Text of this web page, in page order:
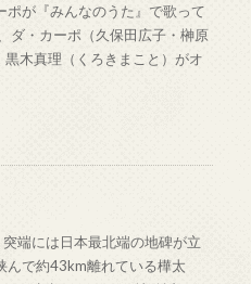
が『みんなのうた』で歌って
ダ・カーポ（久保田広子・榊原
木真理（くろきまこと）がオ
端には日本最北端の地碑が立
んで約43km離れている樺太